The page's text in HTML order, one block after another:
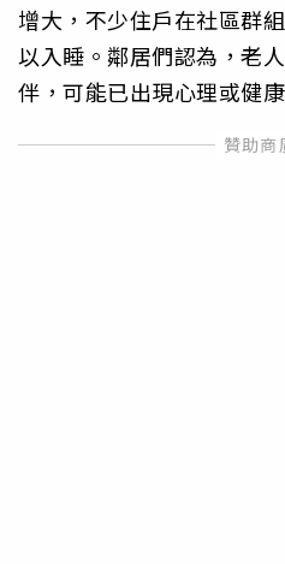
增大，不少住戶在社區群
以入睡。鄰居們認為，老
伴，可能已出現心理或健